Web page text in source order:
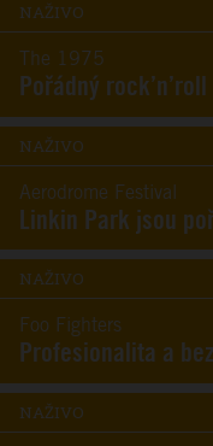
NAŽIVO
The 1975
Pořádný rock’n’roll
NAŽIVO
Aerodrome Festival
Linkin Park jsou
NAŽIVO
Foo Fighters
Profesionalita a
NAŽIVO